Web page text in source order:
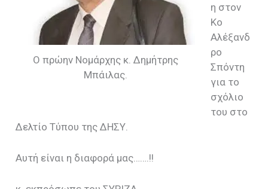
Ο πρώην Νομάρχης κ. Δημήτρης
Μπάιλας.
η στον
Κο
Αλέξανδ
ρο
Σπόντη
για το
σχόλιο
του στο
Δελτίο Τύπου της ΔΗΣΥ.
Αυτή είναι η διαφορά μας…….!!